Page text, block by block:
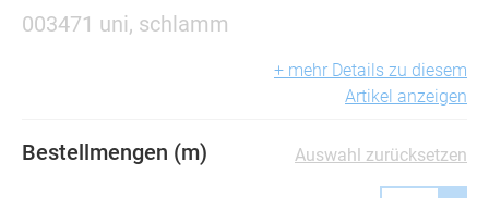
003471 uni, schlamm
+ mehr Details zu diesem
Artikel anzeigen
Bestellmengen (m) Auswahl zurücksetzen